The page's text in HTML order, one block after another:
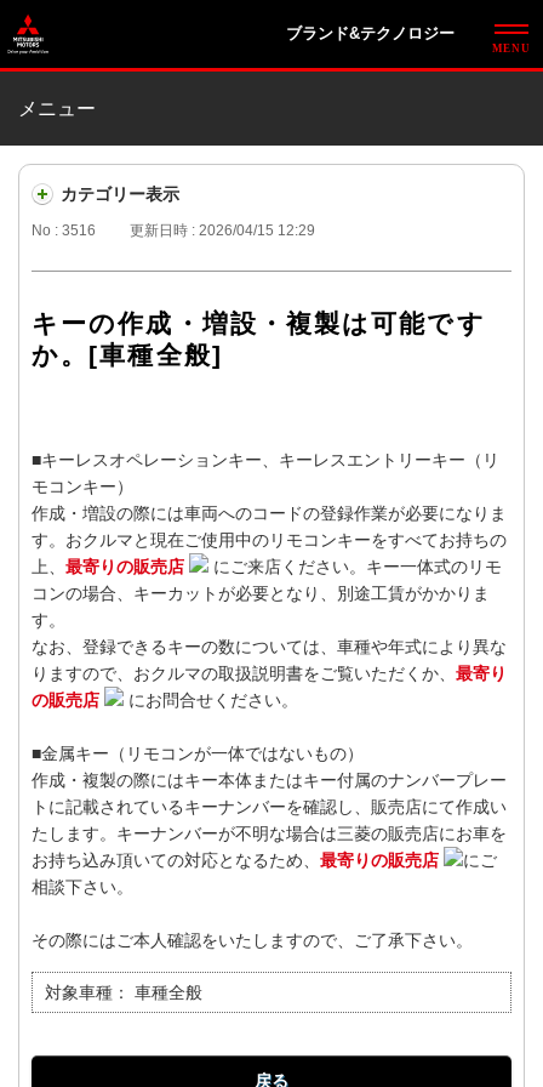
ブランド&テクノロジー
メニュー
カテゴリー表示
No : 3516 更新日時 : 2026/04/15 12:29
キーの作成・増設・複製は可能です
か。[車種全般]
■キーレスオペレーションキー、キーレスエントリーキー（リ
モコンキー）
作成・増設の際には車両へのコードの登録作業が必要になりま
す。おクルマと現在ご使用中のリモコンキーをすべてお持ちの
上、 最寄りの販売店
にご来店ください。キー一体式のリモ
コンの場合、キーカットが必要となり、別途工賃がかかりま
す。
なお、登録できるキーの数については、車種や年式により異な
りますので、おクルマの取扱説明書をご覧いただくか、 最寄り
の販売店
にお問合せください。
■金属キー（リモコンが一体ではないもの）
作成・複製の際にはキー本体またはキー付属のナンバープレー
トに記載されているキーナンバーを確認し、販売店にて作成い
たします。キーナンバーが不明な場合は三菱の販売店にお車を
お持ち込み頂いての対応となるため、 最寄りの販売店
にご
相談下さい。
その際にはご本人確認をいたしますので、ご了承下さい。
対象車種： 車種全般
戻る